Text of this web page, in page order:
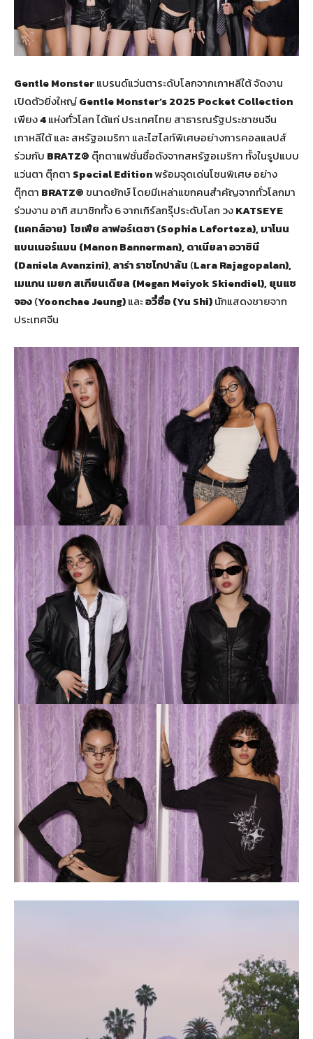
Gentle Monsterแบรนด์แว่นตาระดับโลกจากเกาหลีใต้ จัดงาน
เปิดตัวยิ่งใหญ่Gentle Monster’s 2025 Pocket Collection
เพียง4แห่งทั่วโลก ได้แก่ ประเทศไทย สาธารณรัฐประชาชนจีน
เกาหลีใต้ และ สหรัฐอเมริกา และไฮไลท์พิเศษอย่างการคอลแลปส์
ร่วมกับ BRATZ® ตุ๊กตาแฟชั่นชื่อดังจากสหรัฐอเมริกา ทั้งในรูปแบบ
แว่นตา ตุ๊กตา Special Editionพร้อมจุดเด่นโซนพิเศษ อย่าง
ตุ๊กตา BRATZ®ขนาดยักษ์ โดยมีเหล่าแขกคนสำคัญจากทั่วโลกมา
ร่วมงาน อาทิ สมาชิกทั้ง 6 จากเกิร์ลกรุ๊ประดับโลก วงKATSEYE
(แคทส์อาย) โซเฟีย ลาฟอร์เตซา(Sophia Laforteza), มาโนน
แบนเนอร์แมน (Manon Bannerman), ดาเนียลา อวาซินี
(Daniela Avanzini),ลาร่า ราชโกปาลัน (Lara Rajagopalan),
เมแกน เมยก สเกียนเดียล (Megan Meiyok Skiendiel), ยุนแช
จอง(Yoonchae Jeung)และอวี๋ซื่อ(Yu Shi)นักแสดงชายจาก
ประเทศจีน